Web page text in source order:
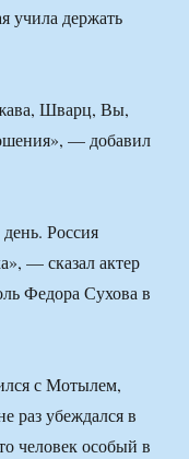
учила держать
Шварц, Вы,
— добавил
Россия
— сказал актер
Федора Сухова в
с Мотылем,
раз убеждался в
человек особый в